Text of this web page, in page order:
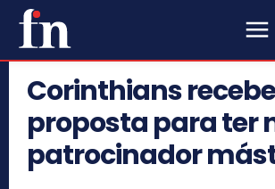
Corinthians recebe
proposta para ter
patrocinador